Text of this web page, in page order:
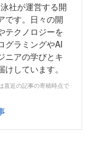
社が運営する開
です。日々の開
テクノロジーを
グラミングやAI
ニアの学びとキ
しています。
直近の記事の寄稿時点で